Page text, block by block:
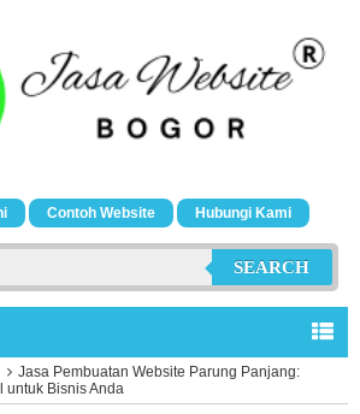
Contoh Website Hubungi Kami
SEARCH
Jasa Pembuatan Website Parung Panjang:
untuk Bisnis Anda